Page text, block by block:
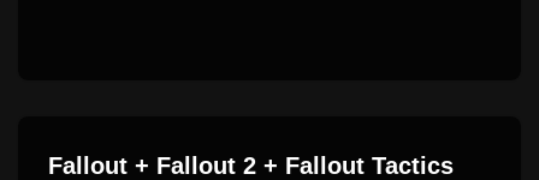
Fallout + Fallout 2 + Fallout Tactics